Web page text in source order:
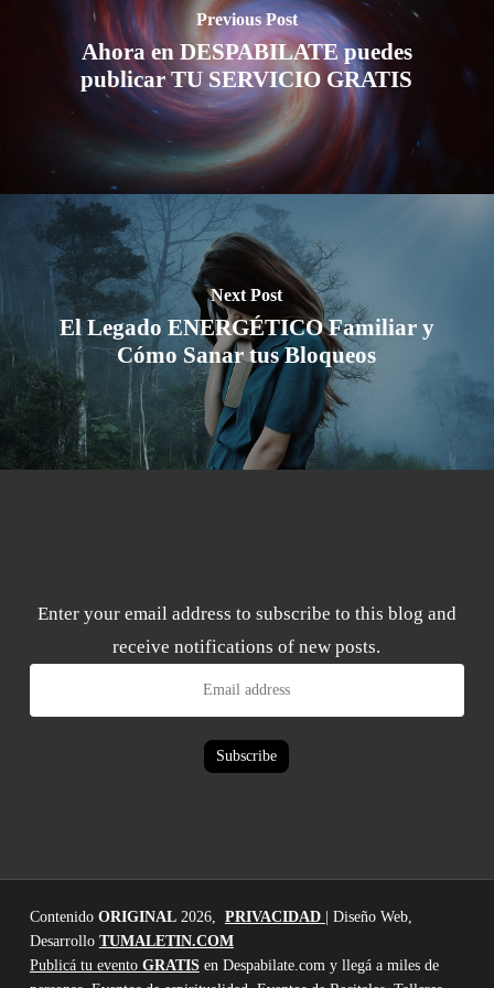
Previous Post
Ahora en DESPABILATE puedes
publicar TU SERVICIO GRATIS
Next Post
El Legado ENERGÉTICO Familiar y
Cómo Sanar tus Bloqueos
Enter your email address to subscribe to this blog and
receive notifications of new posts.
Email
Subscribe
Contenido ORIGINAL2026, PRIVACIDAD
| Diseño Web,
Desarrollo TUMALETIN.COM
Publicá tu evento GRATISen Despabilate.com y llegá a miles de